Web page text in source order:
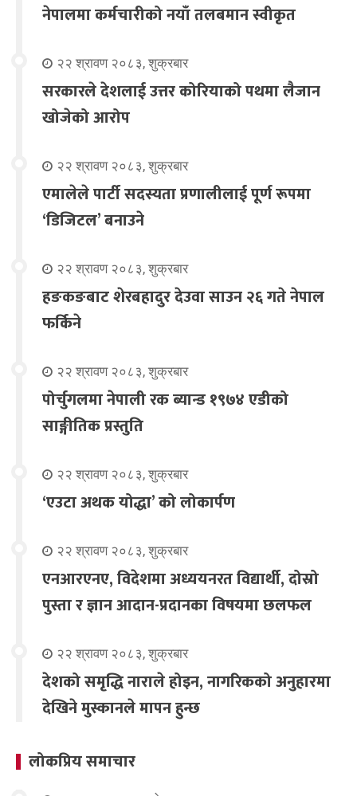
नेपालमा कर्मचारीको नयाँ तलबमान स्वीकृत
२२ श्रावण २०८३, शुक्रबार
सरकारले देशलाई उत्तर कोरियाको पथमा लैजान
खोजेको आरोप
२२ श्रावण २०८३, शुक्रबार
एमालेले पार्टी सदस्यता प्रणालीलाई पूर्ण रूपमा
‘डिजिटल’ बनाउने
२२ श्रावण २०८३, शुक्रबार
हङकङबाट शेरबहादुर देउवा साउन २६ गते नेपाल
फर्किने
२२ श्रावण २०८३, शुक्रबार
पोर्चुगलमा नेपाली रक ब्यान्ड १९७४ एडीको
साङ्गीतिक प्रस्तुति
२२ श्रावण २०८३, शुक्रबार
‘एउटा अथक योद्धा’ को लोकार्पण
२२ श्रावण २०८३, शुक्रबार
एनआरएनए, विदेशमा अध्ययनरत विद्यार्थी, दोस्रो
पुस्ता र ज्ञान आदान-प्रदानका विषयमा छलफल
२२ श्रावण २०८३, शुक्रबार
देशको समृद्धि नाराले होइन, नागरिकको अनुहारमा
देखिने मुस्कानले मापन हुन्छ
लोकप्रिय समाचार